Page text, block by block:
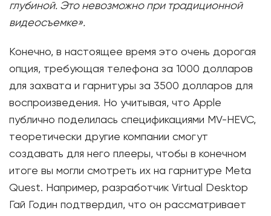
глубиной. Это невозможно при традиционной
видеосъемке».
Конечно, в настоящее время это очень дорогая
опция, требующая телефона за 1000 долларов
для захвата и гарнитуры за 3500 долларов для
воспроизведения. Но учитывая, что Apple
публично поделилась спецификациями MV-HEVC,
теоретически другие компании смогут
создавать для него плееры, чтобы в конечном
итоге вы могли смотреть их на гарнитуре Meta
Quest. Например, разработчик Virtual Desktop
Гай Годин подтвердил, что он рассматривает